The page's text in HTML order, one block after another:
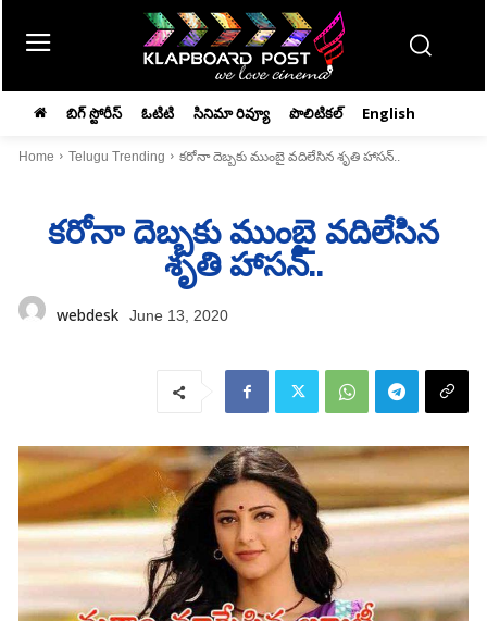
బిగ్ స్టోరీస్ ఓటిటి సినిమా రివ్యూ పొలిటికల్ English
Home Telugu Trending కరోనా దెబ్బకు ముంబై వదిలేసిన శృతి హాసన్..
కరోనా దెబ్బకు ముంబై వదిలేసిన
శృతి హాసన్..
webdesk June 13, 2020